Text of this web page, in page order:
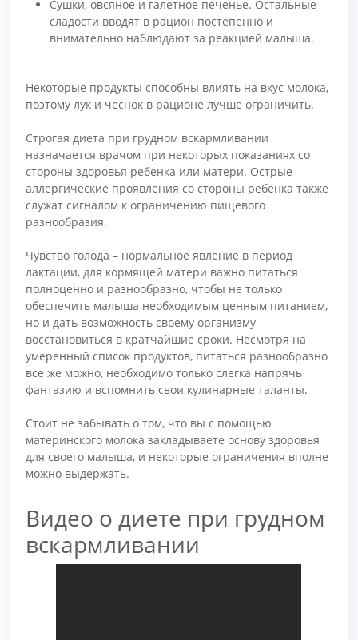
Сушки, овсяное и галетное печенье. Остальные
сладости вводят в рацион постепенно и
внимательно наблюдают за реакцией малыша.
Некоторые продукты способны влиять на вкус молока,
поэтому лук и чеснок в рационе лучше ограничить.
Строгая диета при грудном вскармливании
назначается врачом при некоторых показаниях со
стороны здоровья ребенка или матери. Острые
аллергические проявления со стороны ребенка также
служат сигналом к ограничению пищевого
разнообразия.
Чувство голода – нормальное явление в период
лактации, для кормящей матери важно питаться
полноценно и разнообразно, чтобы не только
обеспечить малыша необходимым ценным питанием,
но и дать возможность своему организму
восстановиться в кратчайшие сроки. Несмотря на
умеренный список продуктов, питаться разнообразно
все же можно, необходимо только слегка напрячь
фантазию и вспомнить свои кулинарные таланты.
Стоит не забывать о том, что вы с помощью
материнского молока закладываете основу здоровья
для своего малыша, и некоторые ограничения вполне
можно выдержать.
Видео о диете при грудном
вскармливании